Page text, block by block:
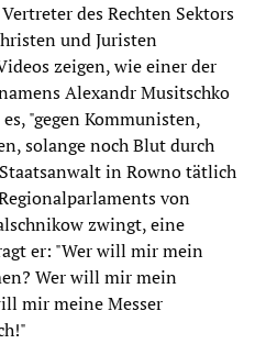
des Rechten Sektors
und Juristen
zeigen, wie einer der
Alexandr Musitschko
"gegen Kommunisten,
solange noch Blut durch
in Rowno tätlich
von
zwingt, eine
er: "Wer will mir mein
Wer will mir mein
mir meine Messer